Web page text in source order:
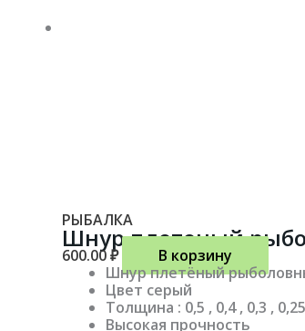
РЫБАЛКА
Шнур плетеный
600.00₽
В корзину
Шнур плетёный
Цвет серый
Толщина : 0,5 , 0,4 , 0,3 ,
Высокая прочность